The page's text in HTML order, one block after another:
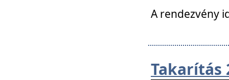
A rendezvény
Takarítás